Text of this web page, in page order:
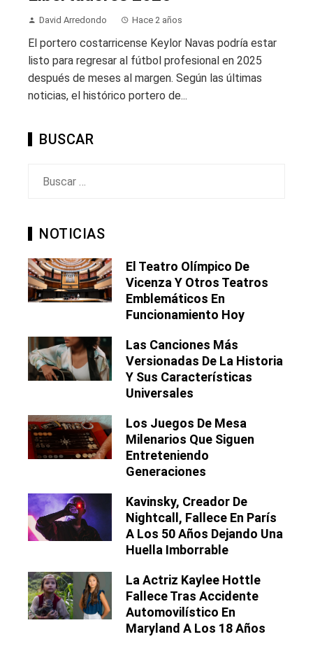
David Arredondo Hace 2 años
El portero costarricense Keylor Navas podría estar
listo para regresar al fútbol profesional en 2025
después de meses al margen. Según las últimas
noticias, el histórico portero de...
BUSCAR
NOTICIAS
El Teatro Olímpico De
Vicenza Y Otros Teatros
Emblemáticos En
Funcionamiento Hoy
Las Canciones Más
Versionadas De La Historia
Y Sus Características
Universales
Los Juegos De Mesa
Milenarios Que Siguen
Entreteniendo
Generaciones
Kavinsky, Creador De
Nightcall, Fallece En París
A Los 50 Años Dejando Una
Huella Imborrable
La Actriz Kaylee Hottle
Fallece Tras Accidente
Automovilístico En
Maryland A Los 18 Años